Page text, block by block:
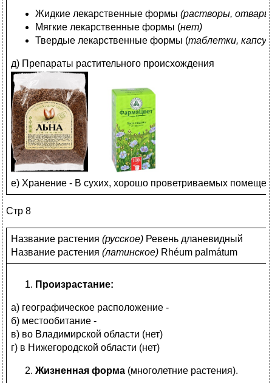
Жидкие лекарственные формы (растворы,
Мягкие лекарственные формы (нет)
Твердые лекарственные формы (таблетки,
д) Препараты растительного происхождения
е) Хранение - В сухих, хорошо проветриваемых
Стр 8
Название растения (русское) Ревень дланевидный
Название растения (латинское) Rhéum palmátum
Произрастание:
а) географическое расположение -
б) местообитание -
в) во Владимирской области (нет)
г) в Нижегородской области (нет)
Жизненная форма (многолетние растения).